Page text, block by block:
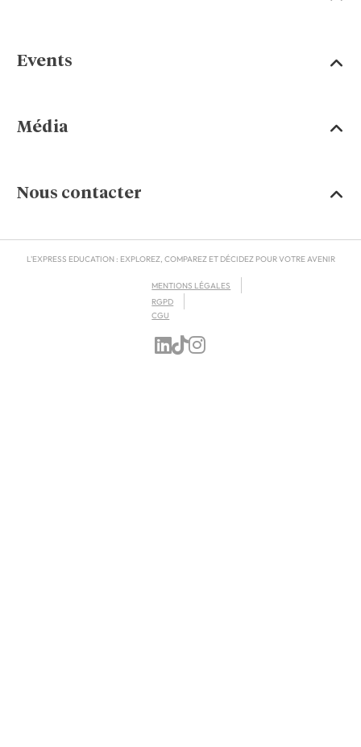
Events
Média
Nous contacter
L'EXPRESS EDUCATION : EXPLOREZ, COMPAREZ ET DÉCIDEZ POUR VOTRE AVENIR
MENTIONS LÉGALES
RGPD
CGU